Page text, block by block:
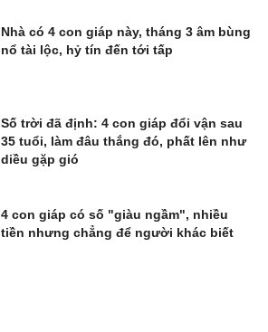
Nhà có 4 con giáp này, tháng 3 âm bùng
nổ tài lộc, hỷ tín đến tới tấp
Số trời đã định: 4 con giáp đổi vận sau
35 tuổi, làm đâu thắng đó, phất lên như
diều gặp gió
4 con giáp có số "giàu ngầm", nhiều
tiền nhưng chẳng để người khác biết